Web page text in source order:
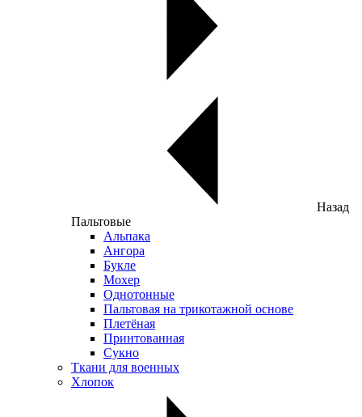
Назад
Пальтовые
Альпака
Ангора
Букле
Мохер
Однотонные
Пальтовая на трикотажной основе
Плетёная
Принтованная
Сукно
Ткани для военных
Хлопок